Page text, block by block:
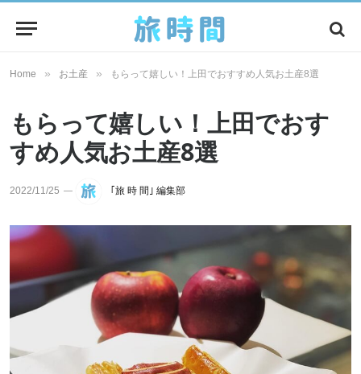
Home » お土産 » もらって嬉しい！上田でおすすめ人気お土産8選
もらって嬉しい！上田でおす
すめ人気お土産8選
2022/11/25 ｢旅 時 間｣ 編集部